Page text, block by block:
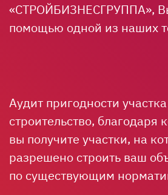
«СТРОЙБИЗНЕСГРУППА»,
помощью одной из наших
Аудит пригодности
строительство, благодаря
вы получите участки, на
разрешено строить ваш
по существующим